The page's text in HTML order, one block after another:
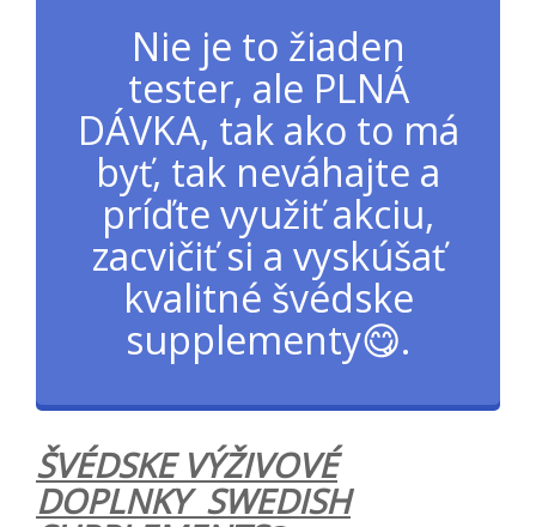
Nie je to žiaden
tester, ale PLNÁ
DÁVKA, tak ako to má
byť, tak neváhajte a
príďte využiť akciu,
zacvičiť si a vyskúšať
kvalitné švédske
supplementy😋.
ŠVÉDSKE VÝŽIVOVÉ
DOPLNKY SWEDISH